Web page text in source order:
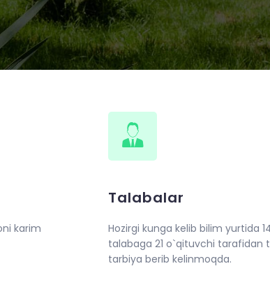
karim
Talabalar
Hozirgi kunga kelib bilim yurtida
talabaga 21 o`qituvchi tarafidan
tarbiya berib kelinmoqda.